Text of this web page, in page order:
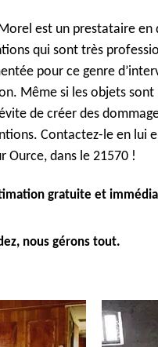
est un prestataire en
qui sont très
pour ce genre
Même si les objets
de créer des
Contactez-le en lui
Ource, dans le 21570 !
gratuite et
nous gérons tout.